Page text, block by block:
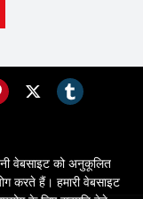
वेबसाइट को अनुकूलित
करते हैं। हमारी वेबसाइट